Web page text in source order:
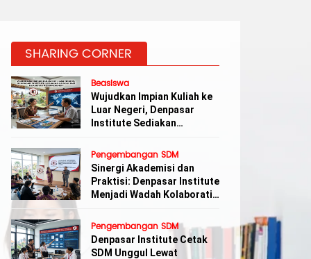
SHARING CORNER
Beasiswa
Wujudkan Impian Kuliah ke
Luar Negeri, Denpasar
Institute Sediakan
Komprehensif
Pengembangan SDM
Sinergi Akademisi dan
Praktisi: Denpasar Institute
Menjadi Wadah Kolaboratif
Pengembangan SDM
Denpasar Institute Cetak
SDM Unggul Lewat